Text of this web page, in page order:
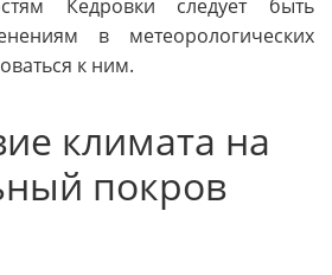
Кедровки следует быть
в метеорологических
к ним.
климата на
покров